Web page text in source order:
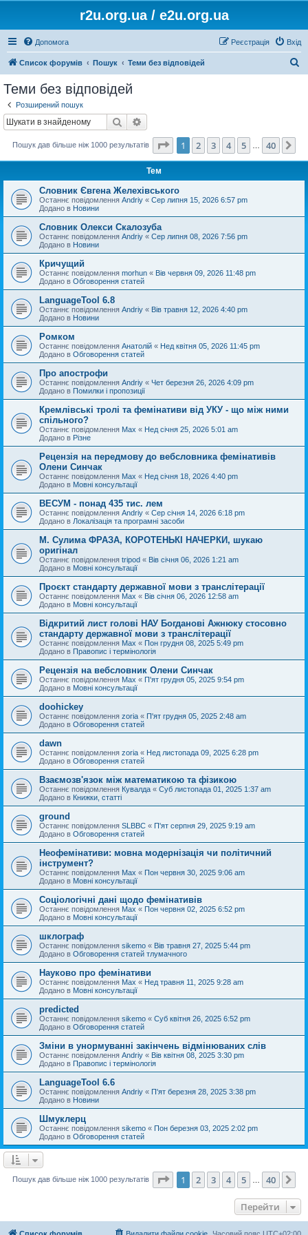
r2u.org.ua / e2u.org.ua
Допомога Вхід
Реєстрація
Список форумів Пошук Теми без відповідей
Теми без відповідей
Розширений пошук
Пошук
Пошук дав більше ніж 1000 результатів Сторінка 1 40
1 2 3 4 5 40
Тем
Словник Євгена Желехівського
Останнє повідомлення Andriy « Сер липня 15, 2026 6:57 pm
Додано в Новини
Словник Олекси Скалозуба
Останнє повідомлення Andriy « Сер липня 08, 2026 7:56 pm
Додано в Новини
Кричущий
Останнє повідомлення morhun « Вів червня 09, 2026 11:48 pm
Додано в Обговорення статей
LanguageTool 6.8
Останнє повідомлення Andriy « Вів травня 12, 2026 4:40 pm
Додано в Новини
Ромком
Останнє повідомлення Анатолій « Нед квітня 05, 2026 11:45 pm
Додано в Обговорення статей
Про апострофи
Останнє повідомлення Andriy « Чет березня 26, 2026 4:09 pm
Додано в Помилки і пропозиції
Кремлівські тролі та фемінативи від УКУ - що між ними
спільного?
Останнє повідомлення Max « Нед січня 25, 2026 5:01 am
Додано в Різне
Рецензія на передмову до вебсловника фемінативів
Олени Синчак
Останнє повідомлення Max « Нед січня 18, 2026 4:40 pm
Додано в Мовні консультації
ВЕСУМ - понад 435 тис. лем
Останнє повідомлення Andriy « Сер січня 14, 2026 6:18 pm
Додано в Локалізація та програмні засоби
М. Сулима ФРАЗА, КОРОТЕНЬКІ НАЧЕРКИ, шукаю
оригінал
Останнє повідомлення tripod « Вів січня 06, 2026 1:21 am
Додано в Мовні консультації
Проєкт стандарту державної мови з транслітерації
Останнє повідомлення Max « Вів січня 06, 2026 12:58 am
Додано в Мовні консультації
Відкритий лист голові НАУ Богданові Ажнюку стосовно
стандарту державної мови з транслітерації
Останнє повідомлення Max « Пон грудня 08, 2025 5:49 pm
Додано в Правопис і термінологія
Рецензія на вебсловник Олени Синчак
Останнє повідомлення Max « П'ят грудня 05, 2025 9:54 pm
Додано в Мовні консультації
doohickey
Останнє повідомлення zoria « П'ят грудня 05, 2025 2:48 am
Додано в Обговорення статей
dawn
Останнє повідомлення zoria « Нед листопада 09, 2025 6:28 pm
Додано в Обговорення статей
Взаємозв'язок між математикою та фізикою
Останнє повідомлення Кувалда « Суб листопада 01, 2025 1:37 am
Додано в Книжки, статті
ground
Останнє повідомлення SLBBC « П'ят серпня 29, 2025 9:19 am
Додано в Обговорення статей
Неофемінативи: мовна модернізація чи політичний
інструмент?
Останнє повідомлення Max « Пон червня 30, 2025 9:06 am
Додано в Мовні консультації
Соціологічні дані щодо фемінативів
Останнє повідомлення Max « Пон червня 02, 2025 6:52 pm
Додано в Мовні консультації
шклограф
Останнє повідомлення sikemo « Вів травня 27, 2025 5:44 pm
Додано в Обговорення статей тлумачного
Науково про фемінативи
Останнє повідомлення Max « Нед травня 11, 2025 9:28 am
Додано в Мовні консультації
predicted
Останнє повідомлення sikemo « Суб квітня 26, 2025 6:52 pm
Додано в Обговорення статей
Зміни в унормуванні закінчень відмінюваних слів
Останнє повідомлення Andriy « Вів квітня 08, 2025 3:30 pm
Додано в Правопис і термінологія
LanguageTool 6.6
Останнє повідомлення Andriy « П'ят березня 28, 2025 3:38 pm
Додано в Новини
Шмуклерц
Останнє повідомлення sikemo « Пон березня 03, 2025 2:02 pm
Додано в Обговорення статей
Пошук дав більше ніж 1000 результатів Сторінка 1 40
1 2 3 4 5 40
Перейти
Список форумів Часовий пояс UTC+02:00
Видалити файли cookie